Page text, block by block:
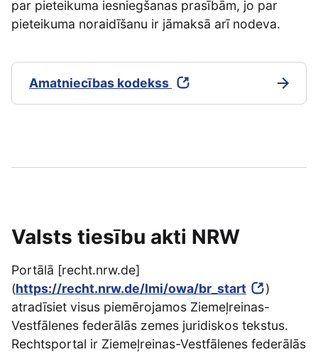
par pieteikuma iesniegšanas prasībām, jo par
pieteikuma noraidīšanu ir jāmaksā arī nodeva.
Amatniecības kodekss
Valsts tiesību akti NRW
Portālā [recht.nrw.de]
(https://recht.nrw.de/lmi/owa/br_start
)
atradīsiet visus piemērojamos Ziemeļreinas-
Vestfālenes federālās zemes juridiskos tekstus.
Rechtsportal ir Ziemeļreinas-Vestfālenes federālās